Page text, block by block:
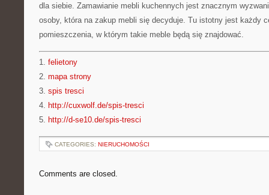
dla siebie. Zamawianie mebli kuchennych jest znacznym
osoby, która na zakup mebli się decyduje. Tu istotny jest każdy
pomieszczenia, w którym takie meble będą się znajdować.
1. felietony
2. mapa strony
3. spis tresci
4. http://cuxwolf.de/spis-tresci
5. http://d-se10.de/spis-tresci
CATEGORIES: NIERUCHOMOŚCI
Comments are closed.